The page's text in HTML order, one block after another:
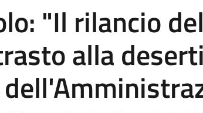
"Il rilancio
alla